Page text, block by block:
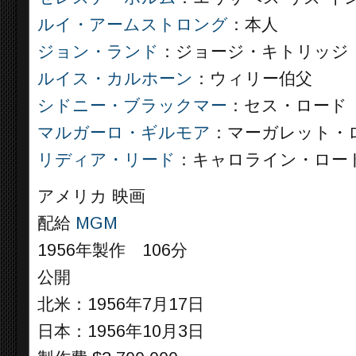
ルイ・アームストロング ：本人
ジョン・ランド ：ジョージ・キトリッジ
ルイス・カルホーン ：ウィリー伯父
シドニー・ブラックマー ：セス・ロード
マルガーロ・ギルモア ：マーガレット・
リディア・リード ：キャロライン・ロー
アメリカ 映画
配給 MGM
1956年製作 106分
公開
北米：1956年7月17日
日本：1956年10月3日